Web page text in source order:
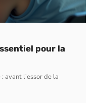
pour la
avant l'essor de la